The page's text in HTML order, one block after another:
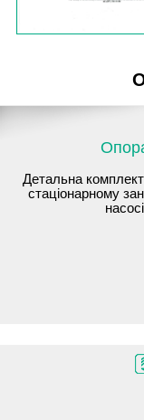
Детальна
стаціонарному